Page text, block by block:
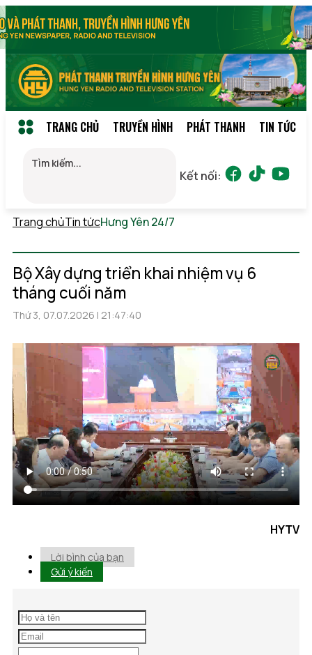
TRANG CHỦ TRUYỀN HÌNH PHÁT THANH TIN TỨC
Kết nối:
Trang chủTin tứcHưng Yên 24/7
Bộ Xây dựng triển khai nhiệm vụ 6
tháng cuối năm
Thứ 3, 07.07.2026 | 21:47:40
HYTV
Lời bình của bạn
Gửi ý kiến